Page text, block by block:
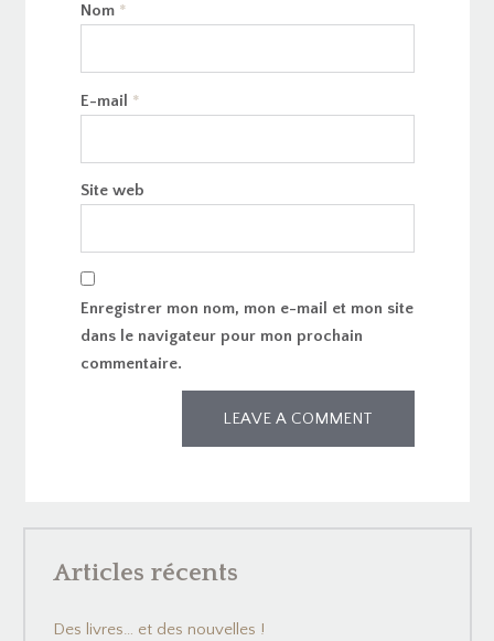
Nom *
E-mail *
Site web
Enregistrer mon nom, mon e-mail et mon site
dans le navigateur pour mon prochain
commentaire.
Articles récents
Des livres… et des nouvelles !